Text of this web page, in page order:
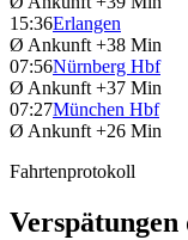
15:36Erlangen
Ø Ankunft +38 Min
07:56Nürnberg Hbf
Ø Ankunft +37 Min
07:27München Hbf
Ø Ankunft +26 Min
Fahrtenprotokoll
Verspätungen